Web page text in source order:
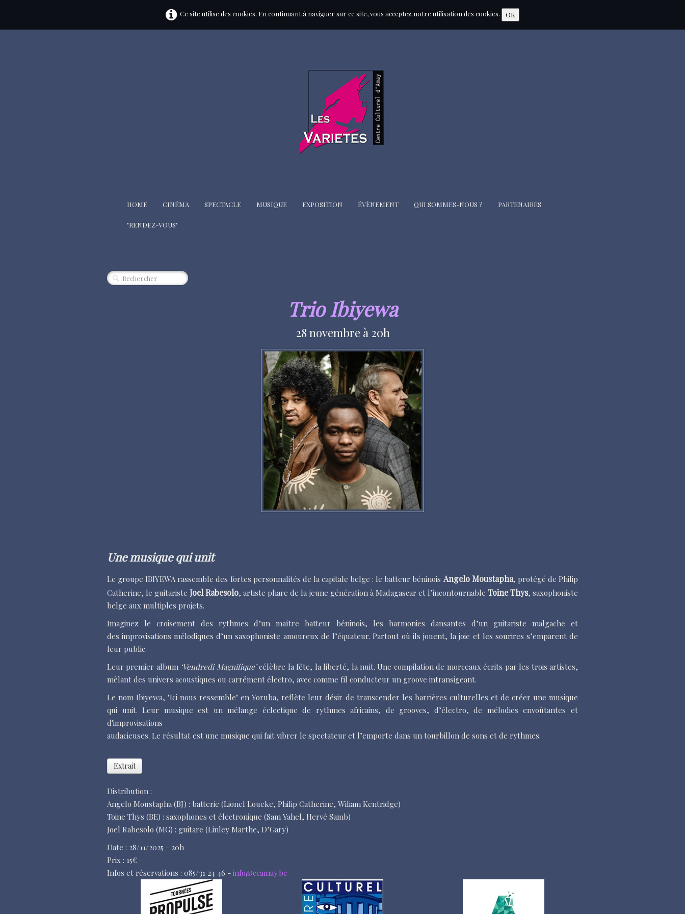
Ce site utilise des cookies. En continuant à naviguer sur ce site, vous acceptez notre utilisation des cookies. OK
HOME CINÉMA SPECTACLE MUSIQUE EXPOSITION ÉVÈNEMENT QUI SOMMES-NOUS ? PARTENAIRES
"RENDEZ-VOUS"
Trio Ibiyewa
28 novembre à 20h
Une musique qui unit
Le groupe IBIYEWA rassemble des fortes personnalités de la capitale belge : le batteur béninois Angelo Moustapha, protégé de Philip
Catherine, le guitaristeJoel Rabesolo, artiste phare de la jeune génération à Madagascar et l’incontournable Toine Thys, saxophoniste
belge aux multiples projets.
Imaginez le croisement des rythmes d’un maître batteur béninois, les harmonies dansantes d’un guitariste malgache et
des improvisations mélodiques d’un saxophoniste amoureux de l’équateur. Partout où ils jouent, la joie et les sourires s’emparent de
leur public.
Leur premier album ‘Vendredi Magnifique’célèbre la fête, la liberté, la nuit. Une compilation de morceaux écrits par les trois artistes,
mêlant des univers acoustiques ou carrément électro, avec comme fil conducteur un groove intransigeant.
Le nom Ibiyewa, "Ici nous ressemble" en Yoruba, reflète leur désir de transcender les barrières culturelles et de créer une musique
qui unit. Leur musique est un mélange éclectique de rythmes africains, de grooves, d’électro, de mélodies envoûtantes et
d'improvisations
audacieuses. Le résultat est une musique qui fait vibrer le spectateur et l’emporte dans un tourbillon de sons et de rythmes.
Extrait
Distribution :
Angelo Moustapha (BJ) : batterie (Lionel Loueke, Philip Catherine, Wiliam Kentridge)
Toine Thys (BE) : saxophones et électronique (Sam Yahel, Hervé Samb)
Joel Rabesolo (MG) : guitare (Linley Marthe, D’Gary)
Date : 28/11/2025 - 20h
Prix : 15€
Infos et réservations : 085/31 24 46 - info@ccamay.be